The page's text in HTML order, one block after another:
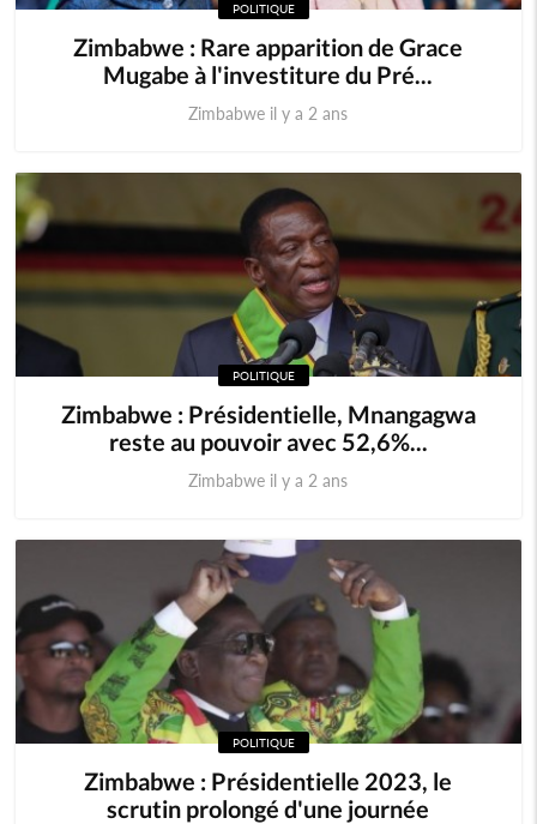
POLITIQUE
Zimbabwe : Rare apparition de Grace
Mugabe à l'investiture du Pré...
Zimbabwe il y a 2 ans
POLITIQUE
Zimbabwe : Présidentielle, Mnangagwa
reste au pouvoir avec 52,6%...
Zimbabwe il y a 2 ans
POLITIQUE
Zimbabwe : Présidentielle 2023, le
scrutin prolongé d'une journée